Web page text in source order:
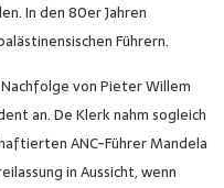
In den 80er Jahren
Führern.
von Pieter Willem
an. De Klerk nahm sogleich
ANC-Führer Mandela
in Aussicht, wenn